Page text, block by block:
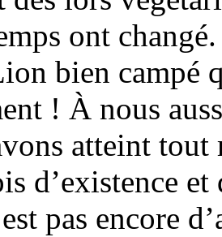
ont
bien campé
! À nous
atteint tout
d’existence
pas encore